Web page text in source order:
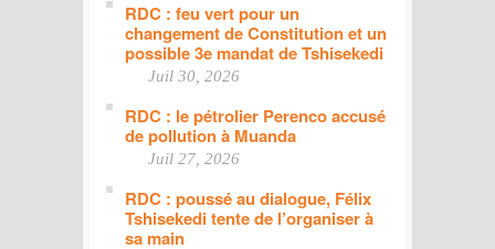
RDC : feu vert pour un
changement de Constitution et un
possible 3e mandat de Tshisekedi
Juil 30, 2026
RDC : le pétrolier Perenco accusé
de pollution à Muanda
Juil 27, 2026
RDC : poussé au dialogue, Félix
Tshisekedi tente de l’organiser à
sa main